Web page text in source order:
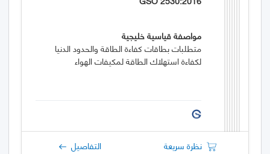
مواصفة قياسية خليجية
متطلبات بطاقات كفاءة الطاقة والحدود الدنيا
لكفاءة استهلاك الطاقة لمكيفات الهواء
نظرة سريعة التفاصيل